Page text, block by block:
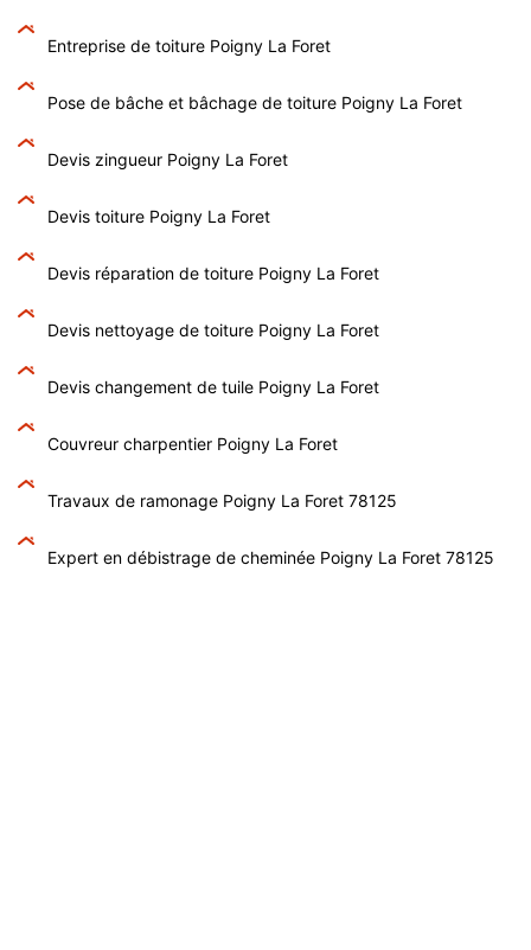
Entreprise de toiture Poigny La Foret
Pose de bâche et bâchage de toiture Poigny La Foret
Devis zingueur Poigny La Foret
Devis toiture Poigny La Foret
Devis réparation de toiture Poigny La Foret
Devis nettoyage de toiture Poigny La Foret
Devis changement de tuile Poigny La Foret
Couvreur charpentier Poigny La Foret
Travaux de ramonage Poigny La Foret 78125
Expert en débistrage de cheminée Poigny La Foret 78125